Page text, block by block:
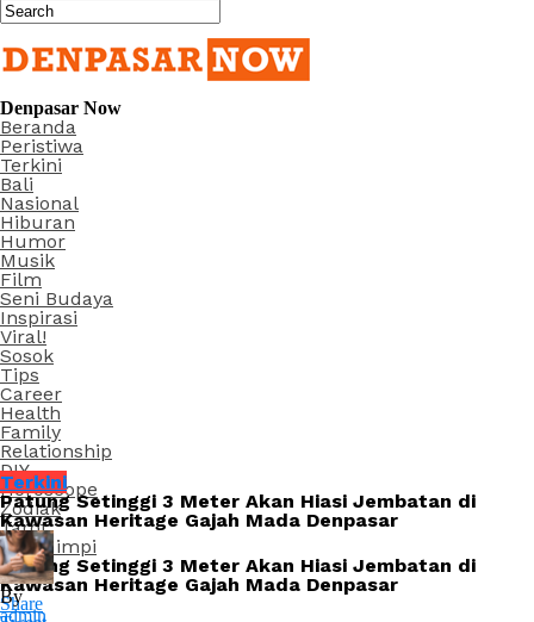
Denpasar Now
Beranda
Peristiwa
Terkini
Bali
Nasional
Hiburan
Humor
Musik
Film
Seni Budaya
Inspirasi
Viral!
Sosok
Tips
Career
Health
Family
Relationship
DIY
Horoscope
Zodiak
Tarot
Arti Mimpi
Patung Setinggi 3 Meter Akan Hiasi Jembatan di
Kawasan Heritage Gajah Mada Denpasar
Share
Terkini
Patung Setinggi 3 Meter Akan Hiasi Jembatan di
Kawasan Heritage Gajah Mada Denpasar
By
admin